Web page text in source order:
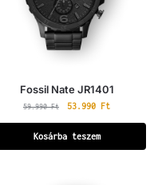
Fossil Nate JR1401
59.990Ft 53.990 Ft
Kosárba teszem